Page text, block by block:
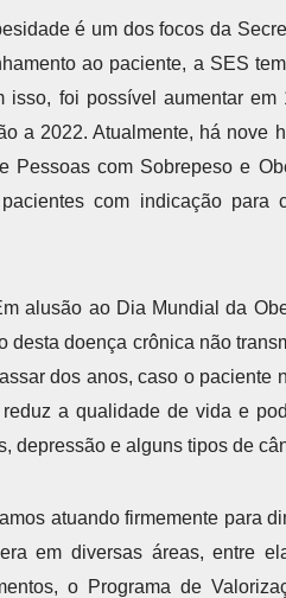
é um dos focos da
ao paciente, a SES
isso, foi possível aumentar em
a 2022. Atualmente, há nove
Pessoas com Sobrepeso e
com indicação para
alusão ao Dia Mundial da
desta doença crônica não
dos anos, caso o paciente
a qualidade de vida e
depressão e alguns tipos de
atuando firmemente para
em diversas áreas, entre
o Programa de